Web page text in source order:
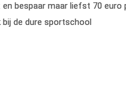
bespaar maar liefst 70 euro
bij de dure sportschool